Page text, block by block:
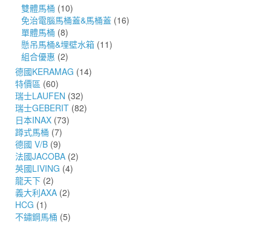
雙體馬桶 (10)
免治電腦馬桶蓋&馬桶蓋 (16)
單體馬桶 (8)
懸吊馬桶&埋壁水箱 (11)
組合優惠 (2)
德國KERAMAG (14)
特價區 (60)
瑞士LAUFEN (32)
瑞士GEBERIT (82)
日本INAX (73)
蹲式馬桶 (7)
德國 V/B (9)
法國JACOBA (2)
英國LIVING (4)
龍天下 (2)
義大利AXA (2)
HCG (1)
不鏽鋼馬桶 (5)